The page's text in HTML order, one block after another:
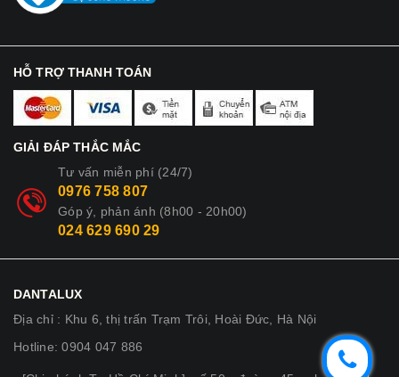
HỖ TRỢ THANH TOÁN
GIẢI ĐÁP THẮC MẮC
Tư vấn miễn phí (24/7)
0976 758 807
Góp ý, phản ánh (8h00 - 20h00)
024 629 690 29
DANTALUX
Địa chỉ : Khu 6, thị trấn Trạm Trôi, Hoài Đức, Hà Nội
Hotline: 0904 047 886